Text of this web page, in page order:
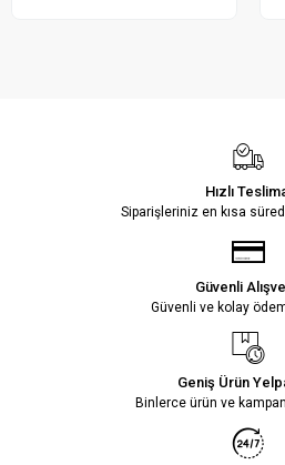
Hızlı
Siparişleriniz en kısa
Güvenli
Güvenli ve kolay
Geniş Ürün
Binlerce ürün ve